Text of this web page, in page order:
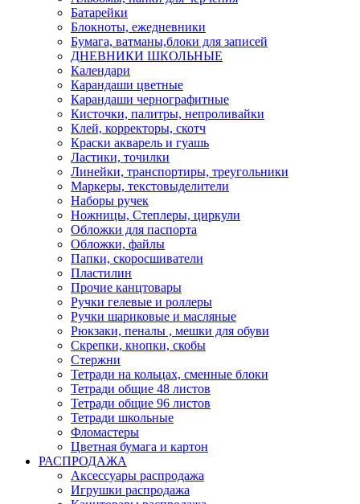
Батарейки
Блокноты, ежедневники
Бумага, ватманы,блоки для записей
ДНЕВНИКИ ШКОЛЬНЫЕ
Календари
Карандаши цветные
Карандаши чернографитные
Кисточки, палитры, непроливайки
Клей, корректоры, скотч
Краски акварель и гуашь
Ластики, точилки
Линейки, транспортиры, треугольники
Маркеры, текстовыделители
Наборы ручек
Ножницы, Степлеры, циркули
Обложки для паспорта
Обложки, файлы
Папки, скоросшиватели
Пластилин
Прочие канцтовары
Ручки гелевые и роллеры
Ручки шариковые и масляные
Рюкзаки, пеналы , мешки для обуви
Скрепки, кнопки, скобы
Стержни
Тетради на кольцах, сменные блоки
Тетради общие 48 листов
Тетради общие 96 листов
Тетради школьные
Фломастеры
Цветная бумага и картон
РАСПРОДАЖА
Аксессуары распродажа
Игрушки распродажа